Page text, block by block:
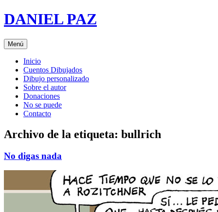
Saltar
al
DANIEL PAZ
Menú
Inicio
Cuentos Dibujados
Dibujo personalizado
Sobre el autor
Donaciones
No se puede
Contacto
Archivo de la etiqueta: bullrich
No digas nada